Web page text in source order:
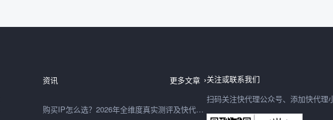
资讯 更多文章
发布于： 2026年08月06日
购买IP怎么选？2026年全维度真实测评及快代理合规选型避坑指南
关注或联系我们
扫码关注快代理公众号、添加快代理